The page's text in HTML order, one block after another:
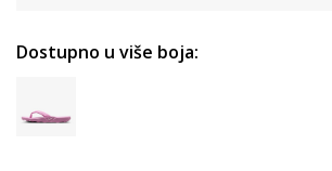
Dostupno u više boja: